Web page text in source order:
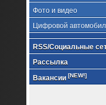
Фото и видео
Цифровой
RSS/Социальные
Рассылка
Вакансии [NEW!]